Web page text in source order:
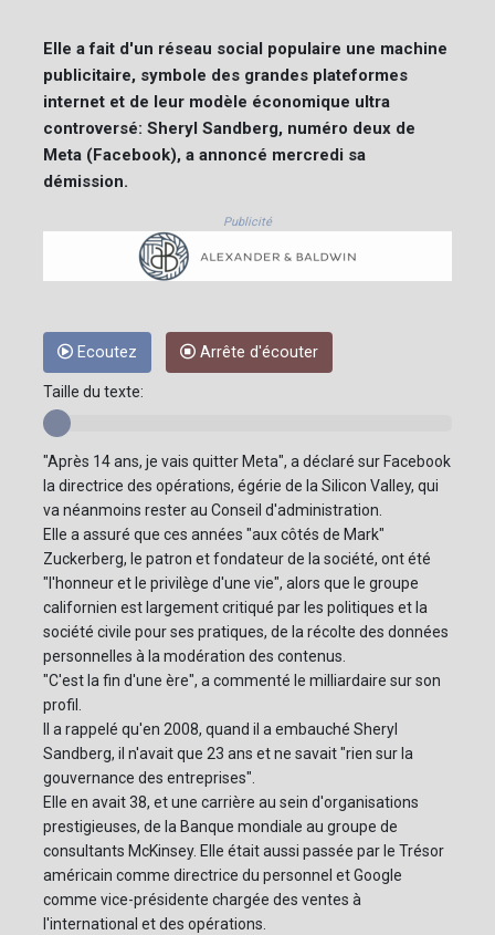
Elle a fait d'un réseau social populaire une machine
publicitaire, symbole des grandes plateformes
internet et de leur modèle économique ultra
controversé: Sheryl Sandberg, numéro deux de
Meta (Facebook), a annoncé mercredi sa
démission.
Publicité
Ecoutez Arrête d'écouter
Taille du texte:
"Après 14 ans, je vais quitter Meta", a déclaré sur Facebook
la directrice des opérations, égérie de la Silicon Valley, qui
va néanmoins rester au Conseil d'administration.
Elle a assuré que ces années "aux côtés de Mark"
Zuckerberg, le patron et fondateur de la société, ont été
"l'honneur et le privilège d'une vie", alors que le groupe
californien est largement critiqué par les politiques et la
société civile pour ses pratiques, de la récolte des données
personnelles à la modération des contenus.
"C'est la fin d'une ère", a commenté le milliardaire sur son
profil.
Il a rappelé qu'en 2008, quand il a embauché Sheryl
Sandberg, il n'avait que 23 ans et ne savait "rien sur la
gouvernance des entreprises".
Elle en avait 38, et une carrière au sein d'organisations
prestigieuses, de la Banque mondiale au groupe de
consultants McKinsey. Elle était aussi passée par le Trésor
américain comme directrice du personnel et Google
comme vice-présidente chargée des ventes à
l'international et des opérations.